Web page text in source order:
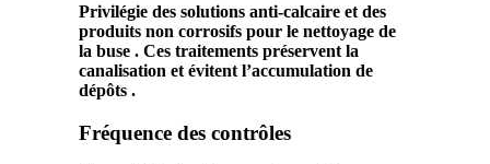
Privilégie des solutions anti-calcaire et des
produits non corrosifs pour le nettoyage de
la buse . Ces traitements préservent la
canalisation et évitent l’accumulation de
dépôts .
Fréquence des contrôles